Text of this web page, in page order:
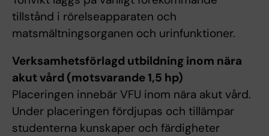
tillstånd i rörelseapparaten och
matsmältningsorganen och urinfunktioner.
Verksamhetsförlagd utbildning inom nära
akut vård (motsvarande 1,5 hp)
Placeringen innebär VFU inom nära akut vård.
Under placeringen fördjupas och tillämpar
studenterna kunskaper och färdigheter